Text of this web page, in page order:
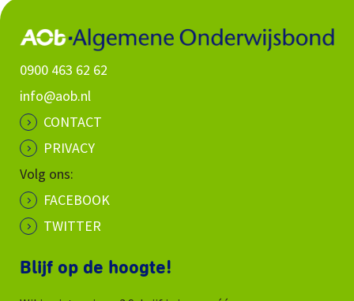
0900 463 62 62
info@aob.nl
CONTACT
PRIVACY
Volg ons:
FACEBOOK
TWITTER
Blijf op de hoogte!